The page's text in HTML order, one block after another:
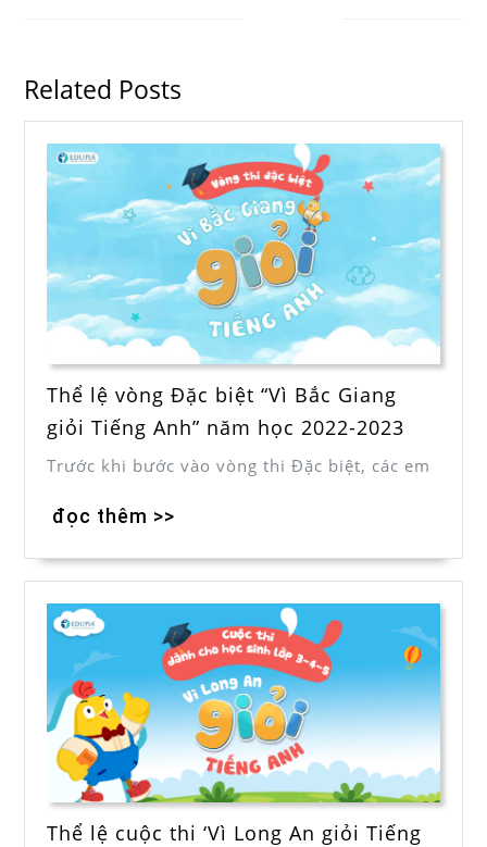
Related Posts
Thể lệ vòng Đặc biệt “Vì Bắc Giang
giỏi Tiếng Anh” năm học 2022-2023
Trước khi bước vào vòng thi Đặc biệt, các em
đọc thêm >>
Thể lệ cuộc thi ‘Vì Long An giỏi Tiếng